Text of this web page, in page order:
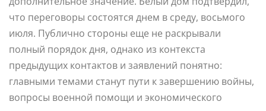
что переговоры состоятся днем в среду, восьмого
июля. Публично стороны еще не раскрывали
полный порядок дня, однако из контекста
предыдущих контактов и заявлений понятно:
главными темами станут пути к завершению войны,
вопросы военной помощи и экономического